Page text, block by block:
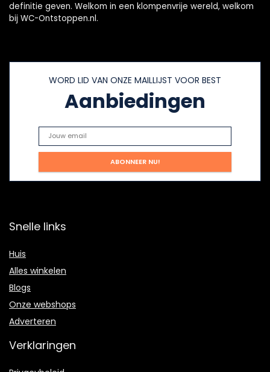
definitie geven. Welkom in een klompenvrije wereld, welkom
bij WC-Ontstoppen.nl.
WORD LID VAN ONZE MAILLIJST VOOR BEST
Aanbiedingen
Snelle links
Huis
Alles winkelen
Blogs
Onze webshops
Adverteren
Verklaringen